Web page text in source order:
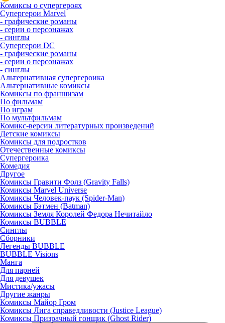
Комиксы о супергероях
Супергерои Marvel
- графические романы
- серии о персонажах
- синглы
Супергерои DC
- графические романы
- серии о персонажах
- синглы
Альтернативная супергероика
Альтернативные комиксы
Комиксы по франшизам
По фильмам
По играм
По мультфильмам
Комикс-версии литературных произведений
Детские комиксы
Комиксы для подростков
Отечественные комиксы
Супергероика
Комедия
Другое
Комиксы Гравити Фолз (Gravity Falls)
Комиксы Marvel Universe
Комиксы Человек-паук (Spider-Man)
Комиксы Бэтмен (Batman)
Комиксы Земля Королей Федора Нечитайло
Комиксы BUBBLE
Синглы
Сборники
Легенды BUBBLE
BUBBLE Visions
Манга
Для парней
Для девушек
Мистика/ужасы
Другие жанры
Комиксы Майор Гром
Комиксы Лига справедливости (Justice League)
Комиксы Призрачный гонщик (Ghost Rider)